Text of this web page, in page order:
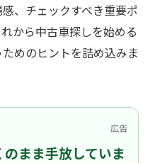
、チェックすべき重要ポ
から中古車探しを始める
めのヒントを詰め込みま
広告
まま手放していま